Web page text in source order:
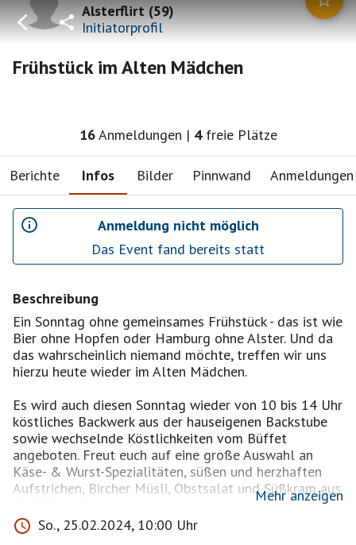
Alsterflirt(59)
Initiatorprofil
Frühstück im Alten Mädchen
16Anmeldungen | 4 freie Plätze
Berichte Infos Bilder Pinnwand Anmeldungen
Anmeldung nicht möglich
Das Event fand bereits statt
Beschreibung
Ein Sonntag ohne gemeinsames Frühstück - das ist wie
Bier ohne Hopfen oder Hamburg ohne Alster. Und da
das wahrscheinlich niemand möchte, treffen wir uns
hierzu heute wieder im Alten Mädchen.
Es wird auch diesen Sonntag wieder von 10 bis 14 Uhr
köstliches Backwerk aus der hauseigenen Backstube
sowie wechselnde Köstlichkeiten vom Büffet
angeboten. Freut euch auf eine große Auswahl an
Käse- & Wurst-Spezialitäten, süßen und herzhaften
Aufstrichen, Bircher Müsli, Obstsalat und Süßkram aus
(vorbehaltlich etw. Änderungen)
Mehr anzeigen
So., 25.02.2024, 10:00 Uhr